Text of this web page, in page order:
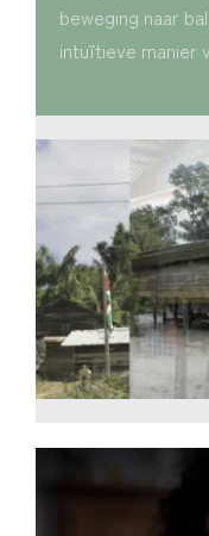
beweging naar
intuïtieve manier